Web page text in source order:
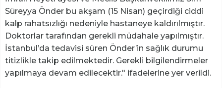
Süreyya Önder bu akşam (15 Nisan) geçirdiği ciddi
kalp rahatsızlığı nedeniyle hastaneye kaldırılmıştır.
Doktorlar tarafından gerekli müdahale yapılmıştır.
İstanbul’da tedavisi süren Önder’in sağlık durumu
titizlikle takip edilmektedir. Gerekli bilgilendirmeler
yapılmaya devam edilecektir." ifadelerine yer verildi.